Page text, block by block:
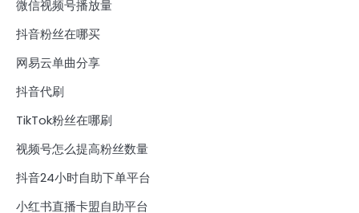
微信视频号播放量
抖音粉丝在哪买
网易云单曲分享
抖音代刷
TikTok粉丝在哪刷
视频号怎么提高粉丝数量
抖音24小时自助下单平台
小红书直播卡盟自助平台